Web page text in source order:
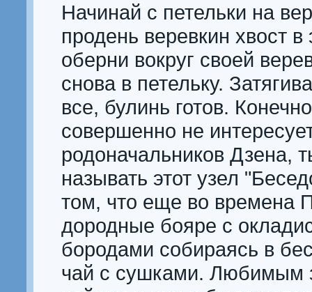
Начинай с петельки на
продень веревкин хвост в
оберни вокруг своей
снова в петельку.
все, булинь готов.
совершенно не
родоначальников Дзена,
называть этот узел
том, что еще во времена
дородные бояре с
бородами собираясь в
чай с сушками. Любимым